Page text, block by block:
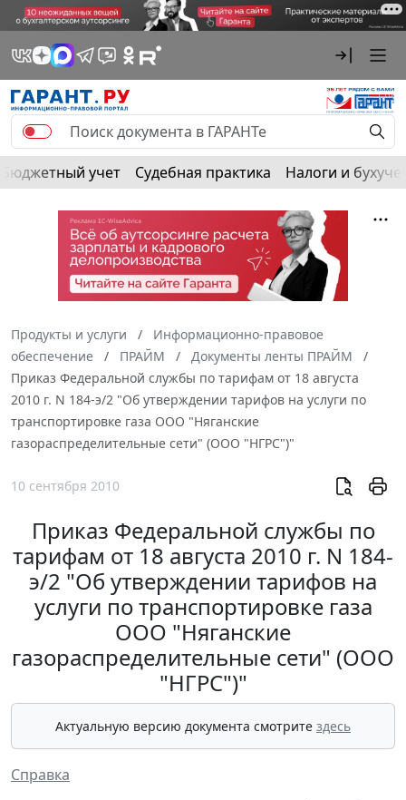
Бюджетный учет Судебная практика Налоги и
Продукты и услуги
Информационно-правовое
обеспечение
ПРАЙМ
Документы ленты ПРАЙМ
Приказ Федеральной службы по тарифам от 18 августа
2010 г. N 184-э/2 "Об утверждении тарифов на услуги по
транспортировке газа ООО "Няганские
газораспределительные сети" (ООО "НГРС")"
10 сентября 2010
Приказ Федеральной службы по
тарифам от 18 августа 2010 г. N 184-
э/2 "Об утверждении тарифов на
услуги по транспортировке газа
ООО "Няганские
газораспределительные сети" (ООО
"НГРС")"
Актуальную версию документа смотрите здесь
Справка